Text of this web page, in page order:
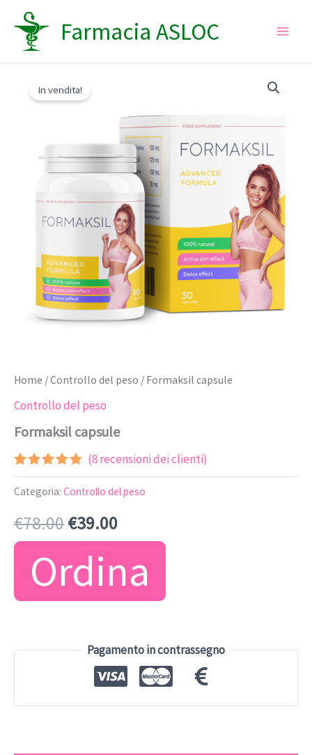
contenuto
Farmacia ASLOC
In vendita!
Home /Controllo del peso / Formaksil capsule
Controllo del peso
Formaksil capsule
Valutato
4.71su 5
su base
7
recensioni
(8recensioni dei clienti)
Categoria: Controllo del peso
€78.00Il
prezzo
originale
€78.00.
€39.00Il
prezzo
attuale
€39.00.
Ordina
Pagamento in contrassegno